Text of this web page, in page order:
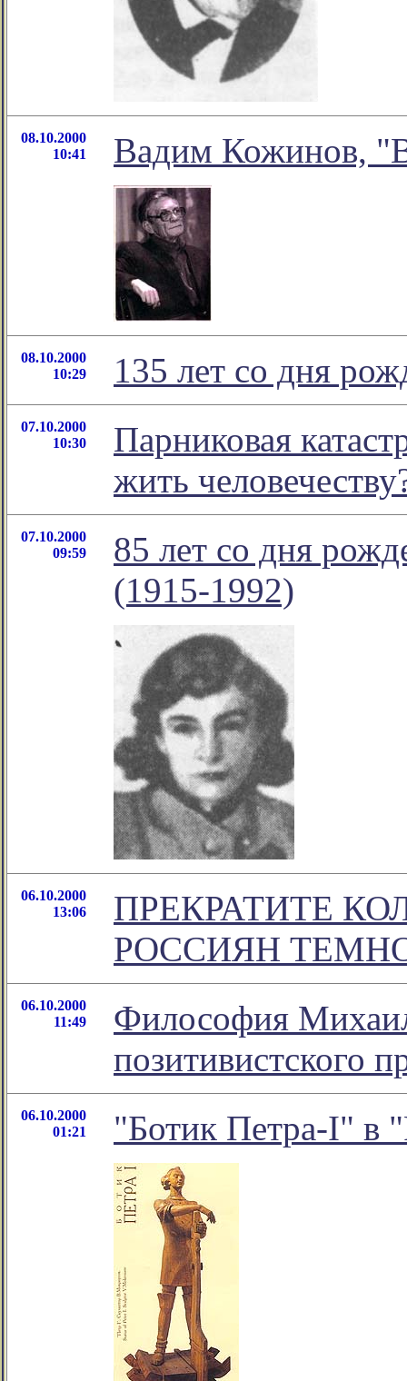
08.10.2000
10:41
Вадим Кожинов,
08.10.2000
10:29
135 лет со дня
07.10.2000
10:30
Парниковая
жить
07.10.2000
09:59
85 лет со дня
(1915-1992)
06.10.2000
13:06
ПРЕКРАТИТЕ
РОССИЯН
06.10.2000
11:49
Философия
позитивистского
06.10.2000
01:21
"Ботик Петра-I" в